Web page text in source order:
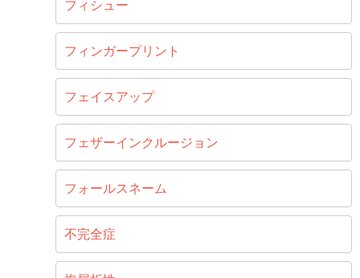
フィシュー
フィンガープリント
フェイスアップ
フェザーインクルージョン
フォールスネーム
不完全症